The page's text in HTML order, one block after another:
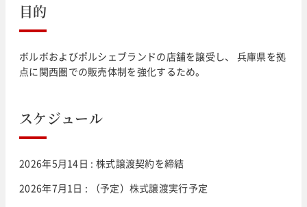
目的
ボルボおよびポルシェブランドの店舗を譲受し、 兵庫県を拠
点に関西圏での販売体制を強化するため。
スケジュール
2026年5月14日 : 株式譲渡契約を締結
2026年7月1日 : （予定）株式譲渡実行予定